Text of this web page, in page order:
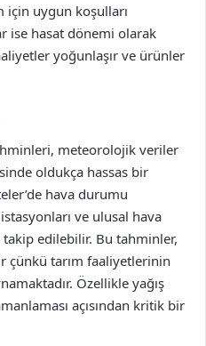
için uygun koşulları
ise hasat dönemi olarak
yoğunlaşır ve ürünler
meteorolojik veriler
oldukça hassas bir
hava durumu
ve ulusal hava
takip edilebilir. Bu tahminler,
çünkü tarım faaliyetlerinin
Özellikle yağış
açısından kritik bir